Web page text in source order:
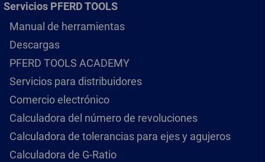
Servicios PFERD TOOLS
Manual de herramientas
Descargas
PFERD TOOLS ACADEMY
Servicios para distribuidores
Comercio electrónico
Calculadora del número de revoluciones
Calculadora de tolerancias para ejes y agujeros
Calculadora de G-Ratio